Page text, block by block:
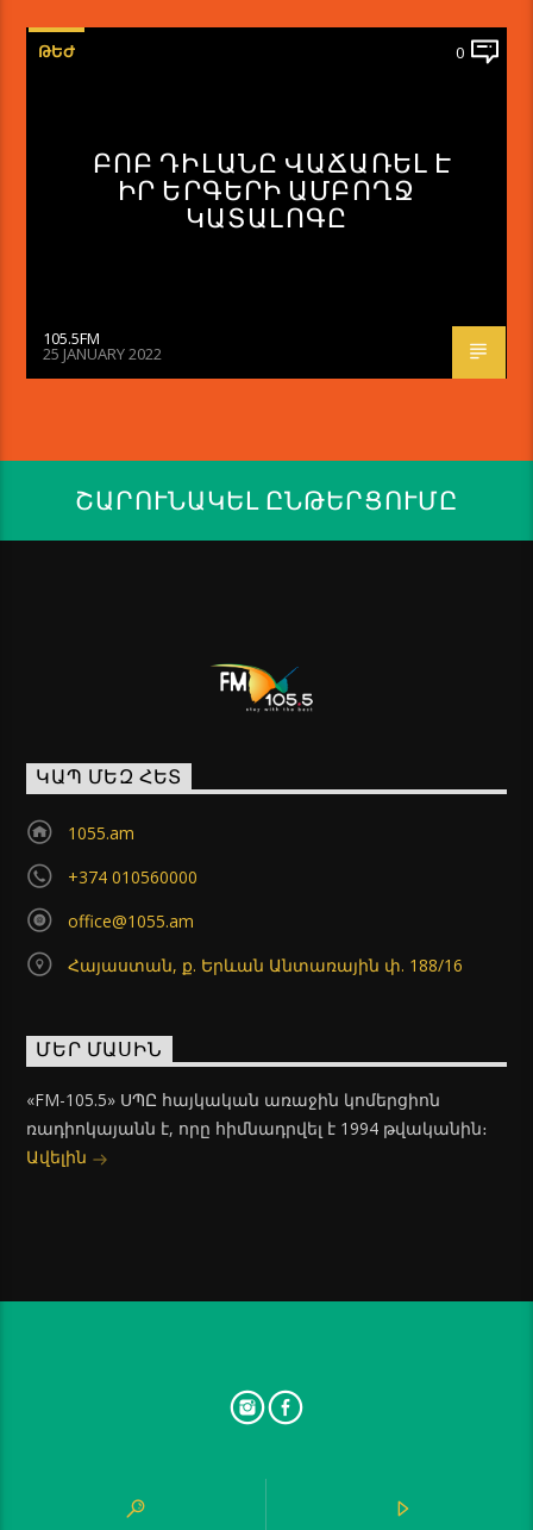
ԹԵԺ 0
ԲՈԲ ԴԻԼԱՆԸ ՎԱՃԱՌԵԼ Է
ԻՐ ԵՐԳԵՐԻ ԱՄԲՈՂՋ
ԿԱՏԱԼՈԳԸ
105.5FM
25 JANUARY 2022
ՇԱՐՈՒՆԱԿԵԼ ԸՆԹԵՐՑՈՒՄԸ
ԿԱՊ ՄԵԶ ՀԵՏ
1055.am
+374 010560000
office@1055.am
Հայաստան, ք. Երևան Անտառային փ. 188/16
ՄԵՐ ՄԱՍԻՆ
«FM-105.5» ՍՊԸ հայկական առաջին կոմերցիոն
ռադիոկայանն է, որը հիմնադրվել է 1994 թվականին։
Ավելին